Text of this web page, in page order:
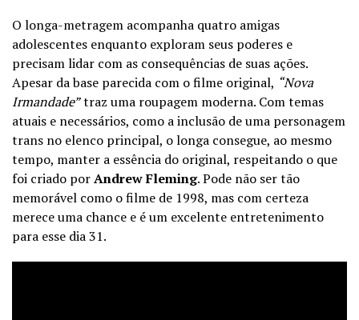
O longa-metragem acompanha quatro amigas
adolescentes enquanto exploram seus poderes e
precisam lidar com as consequências de suas ações.
Apesar da base parecida com o filme original, “Nova
Irmandade”traz uma roupagem moderna. Com temas
atuais e necessários, como a inclusão de uma personagem
trans no elenco principal, o longa consegue, ao mesmo
tempo, manter a essência do original, respeitando o que
foi criado porAndrew Fleming. Pode não ser tão
memorável como o filme de 1998, mas com certeza
merece uma chance e é um excelente entretenimento
para esse dia 31.